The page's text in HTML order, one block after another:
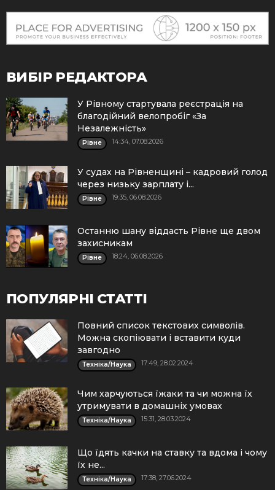
ВИБІР РЕДАКТОРА
У Рівному стартувала реєстрація на
благодійний велопробіг «За
Незалежність»
Рівне 14:34, 07.08.2026
У судах на Рівненщині – кадровий голод
через низьку зарплату і...
Рівне 19:35, 06.08.2026
Останню шану віддасть Рівне ще двом
захисникам
Рівне 18:24, 06.08.2026
ПОПУЛЯРНІ СТАТТІ
Повний список текстових символів.
Можна скопіювати і вставити куди
завгодно
Техніка/Наука 17:49, 28.02.2024
Чим харчуються їжаки та чи можна їх
утримувати в домашніх умовах
Техніка/Наука 15:31, 28.03.2024
Що їдять качки на ставку та вдома і чому
їх не...
Техніка/Наука 17:38, 27.06.2024